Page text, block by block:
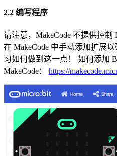
2.2 编写程序
请注意，MakeCode 不提供控制
在 MakeCode 中手动添加扩展
习如何做到这一点！ 如何添加
MakeCode： https://